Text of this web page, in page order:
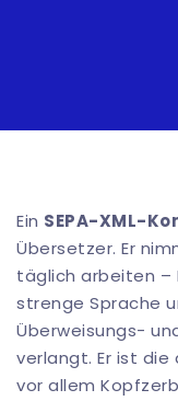
Ein SEPA-XML-
Übersetzer. Er
täglich arbeiten –
strenge Sprache
Überweisungs-
verlangt. Er ist die
vor allem